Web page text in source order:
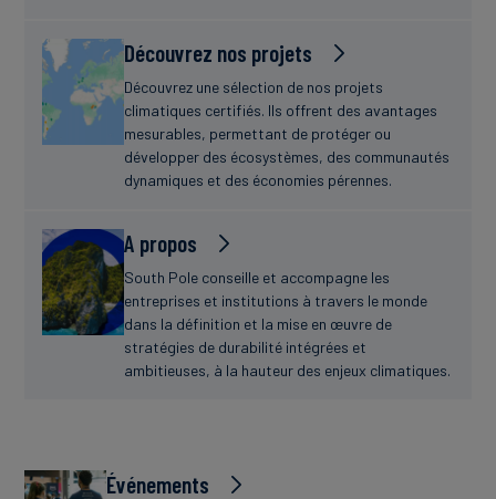
Découvrez nos projets
Découvrez une sélection de nos projets
climatiques certifiés. Ils offrent des avantages
mesurables, permettant de protéger ou
développer des écosystèmes, des communautés
dynamiques et des économies pérennes.
A propos
South Pole conseille et accompagne les
entreprises et institutions à travers le monde
dans la définition et la mise en œuvre de
stratégies de durabilité intégrées et
ambitieuses, à la hauteur des enjeux climatiques.
Événements